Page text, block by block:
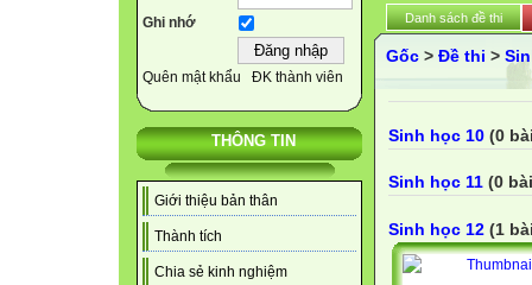
Ghi nhớ
Quên mật khẩu ĐK thành viên
THÔNG TIN
Giới thiệu bản thân
Thành tích
Chia sẻ kinh nghiệm
Danh sách đề thi
Gốc > Đề thi >
Sinh học 10 (0
Sinh học 11 (0
Sinh học 12 (1